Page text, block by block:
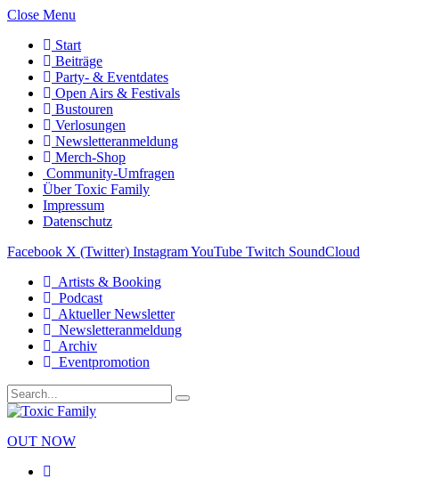
Close Menu
Start
Beiträge
Party- & Eventdates
Open Airs & Festivals
Bustouren
Verlosungen
Newsletteranmeldung
Merch-Shop
Community-Umfragen
Über Toxic Family
Impressum
Datenschutz
Facebook X (Twitter) InstagramYouTube Twitch SoundCloud
Artists & Booking
Podcast
Aktueller Newsletter
Newsletteranmeldung
Archiv
Eventpromotion
OUT NOW